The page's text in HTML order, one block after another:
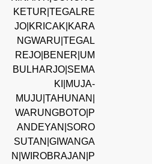
KETUR|TEGALRE
JO|KRICAK|KARA
NGWARU|TEGAL
REJO|BENER|UM
BULHARJO|SEMA
KI|MUJA-
MUJU|TAHUNAN|
WARUNGBOTO|P
ANDEYAN|SORO
SUTAN|GIWANGA
N|WIROBRAJAN|P